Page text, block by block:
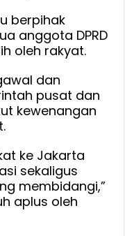
berpihak
anggota DPRD
oleh rakyat.
dan
pusat dan
kewenangan
ke Jakarta
sekaligus
membidangi,”
aplus oleh